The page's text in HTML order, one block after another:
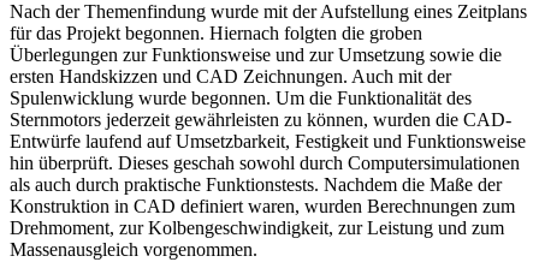
Nach der Themenfindung wurde mit der Aufstellung eines Zeitplans
für das Projekt begonnen. Hiernach folgten die groben
Überlegungen zur Funktionsweise und zur Umsetzung sowie die
ersten Handskizzen und CAD Zeichnungen. Auch mit der
Spulenwicklung wurde begonnen. Um die Funktionalität des
Sternmotors jederzeit gewährleisten zu können, wurden die CAD-
Entwürfe laufend auf Umsetzbarkeit, Festigkeit und Funktionsweise
hin überprüft. Dieses geschah sowohl durch Computersimulationen
als auch durch praktische Funktionstests. Nachdem die Maße der
Konstruktion in CAD definiert waren, wurden Berechnungen zum
Drehmoment, zur Kolbengeschwindigkeit, zur Leistung und zum
Massenausgleich vorgenommen.